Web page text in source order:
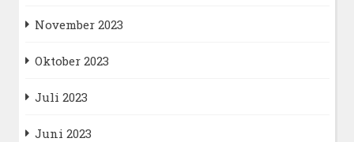
November 2023
Oktober 2023
Juli 2023
Juni 2023